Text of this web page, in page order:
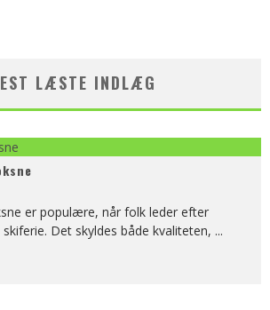
LÆSTE INDLÆG
er populære, når folk leder efter
Det skyldes både kvaliteten, ...